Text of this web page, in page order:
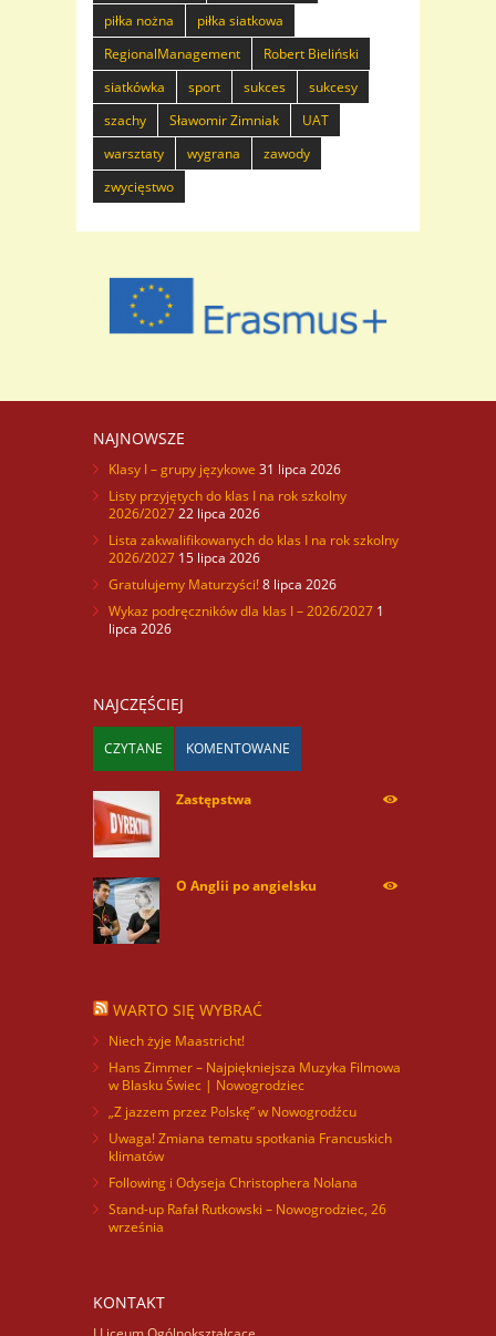
piłka nożna
piłka siatkowa
RegionalManagement
Robert Bieliński
siatkówka
sport sukces
sukcesy
szachy
Sławomir Zimniak
UAT
warsztaty
wygrana
zawody
zwycięstwo
NAJNOWSZE
Klasy I – grupy językowe 31 lipca 2026
Listy przyjętych do klas I na rok szkolny
2026/202722 lipca 2026
Lista zakwalifikowanych do klas I na rok szkolny
2026/2027 15 lipca 2026
Gratulujemy Maturzyści!8 lipca 2026
Wykaz podręczników dla klas I – 2026/2027 1
lipca 2026
NAJCZĘŚCIEJ
CZYTANE KOMENTOWANE
Zastępstwa
O Anglii po angielsku
WARTO SIĘ WYBRAĆ
Niech żyje Maastricht!
Hans Zimmer – Najpiękniejsza Muzyka Filmowa
w Blasku Świec | Nowogrodziec
„Z jazzem przez Polskę” w Nowogrodźcu
Uwaga! Zmiana tematu spotkania Francuskich
klimatów
Following i Odyseja Christophera Nolana
Stand-up Rafał Rutkowski – Nowogrodziec, 26
września
KONTAKT